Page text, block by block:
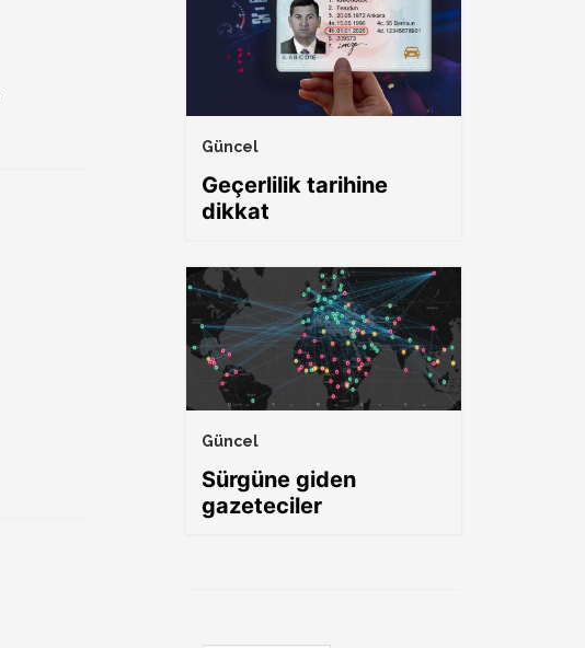
Güncel
Geçerlilik tarihine
dikkat
Güncel
Sürgüne giden
gazeteciler